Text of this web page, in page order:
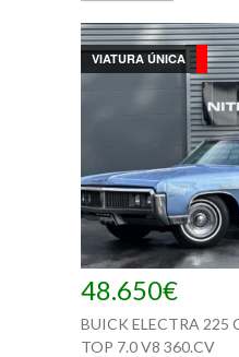
VIATURA ÚNICA
48.650€
BUICK ELECTRA 225
TOP 7.0 V8 360.CV